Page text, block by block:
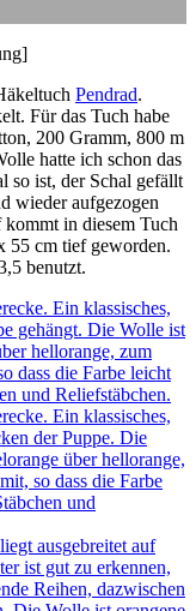
Pendrad.
Für das Tuch habe
200 Gramm, 800 m
hatte ich schon das
so ist, der Schal gefällt
wieder aufgezogen
in diesem Tuch
55 cm tief geworden.
benutzt.